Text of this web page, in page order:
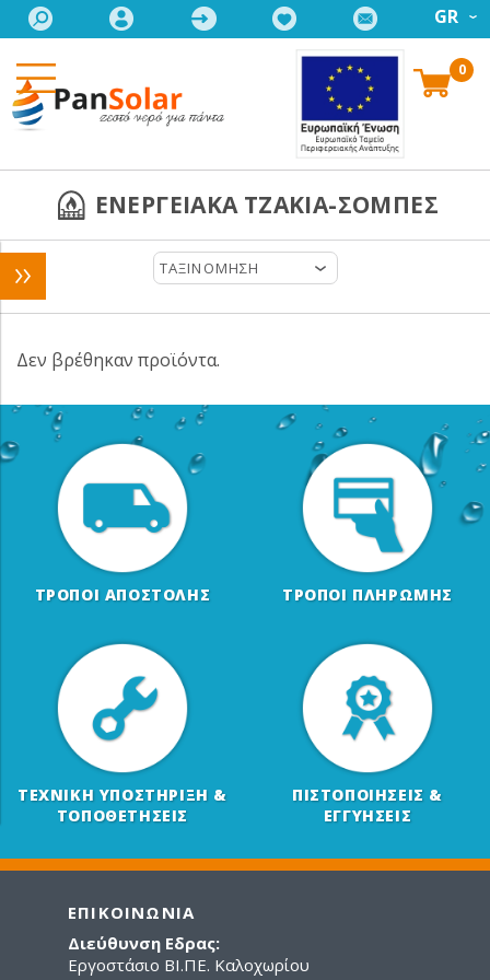
GR
0
ΕΝΕΡΓΕΙΑΚΑ ΤΖΑΚΙΑ-ΣΟΜΠΕΣ
ΤΑΞΙΝΟΜΗΣΗ
Δεν βρέθηκαν προϊόντα.
ΤΡΟΠΟΙ ΑΠΟΣΤΟΛΗΣ ΤΡΟΠΟΙ ΠΛΗΡΩΜΗΣ
ΤΕΧΝΙΚΗ ΥΠΟΣΤΗΡΙΞΗ &
ΤΟΠΟΘΕΤΗΣΕΙΣ
ΠΙΣΤΟΠΟΙΗΣΕΙΣ &
ΕΓΓΥΗΣΕΙΣ
ΕΠΙΚΟΙΝΩΝΙΑ
Διεύθυνση Εδρας:
Εργοστάσιο ΒΙ.ΠΕ. Καλοχωρίου